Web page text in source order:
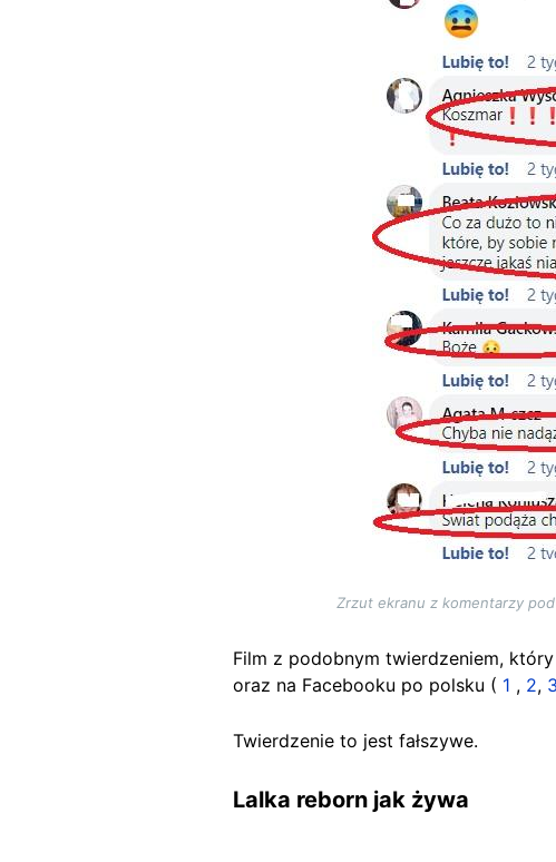
Zrzut ekranu z komentarzy
Film z podobnym twierdzeniem,
oraz na Facebooku po polsku ( 1 , 2, 3
Twierdzenie to jest fałszywe.
Lalka reborn jak żywa